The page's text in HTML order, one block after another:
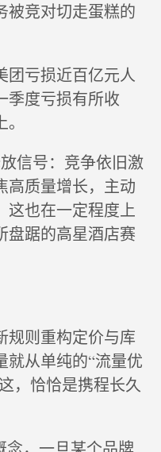
被竞对切走蛋糕的
团亏损近百亿元人
季度亏损有所收
信号：竞争依旧激
高质量增长，主动
这也在一定程度上
盘踞的高星酒店赛
规则重构定价与库
就从单纯的“流量优
，恰恰是携程长久